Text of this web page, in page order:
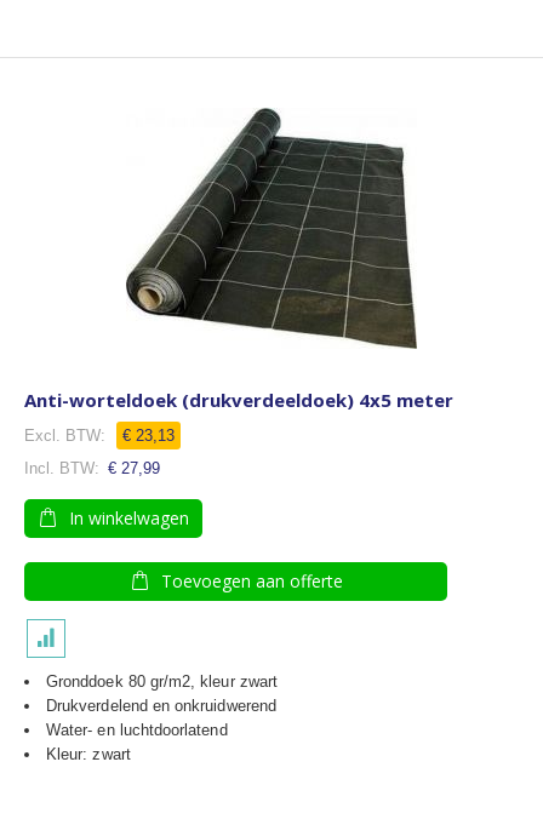
Anti-worteldoek (drukverdeeldoek) 4x5 meter
€ 23,13
€ 27,99
In winkelwagen
Toevoegen aan offerte
Gronddoek 80 gr/m2, kleur zwart
Drukverdelend en onkruidwerend
Water- en luchtdoorlatend
Kleur: zwart